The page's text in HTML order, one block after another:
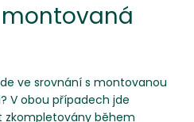
ve srovnánís montovanou
? V obou případech jde
zkompletovány během